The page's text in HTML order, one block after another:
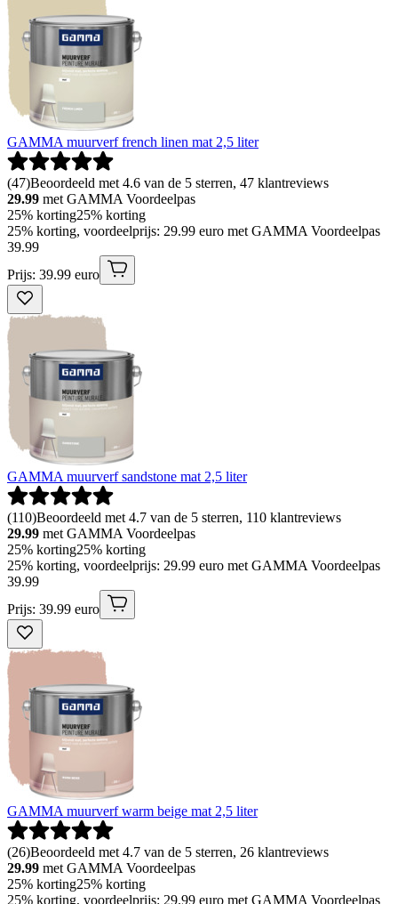
GAMMA muurverf french linen mat 2,5 liter
(47)Beoordeeld met 4.6 van de 5 sterren, 47 klantreviews
29.99 met GAMMA Voordeelpas
25% korting25% korting
25% korting, voordeelprijs: 29.99 euro met GAMMA Voordeelpas
39.99
Prijs: 39.99 euro
GAMMA muurverf sandstone mat 2,5 liter
(110)Beoordeeld met 4.7 van de 5 sterren, 110 klantreviews
29.99 met GAMMA Voordeelpas
25% korting25% korting
25% korting, voordeelprijs: 29.99 euro met GAMMA Voordeelpas
39.99
Prijs: 39.99 euro
GAMMA muurverf warm beige mat 2,5 liter
(26)Beoordeeld met 4.7 van de 5 sterren, 26 klantreviews
29.99 met GAMMA Voordeelpas
25% korting25% korting
25% korting, voordeelprijs: 29.99 euro met GAMMA Voordeelpas